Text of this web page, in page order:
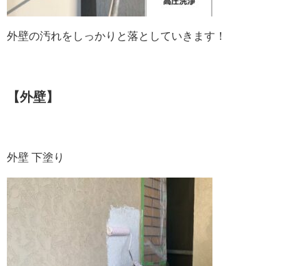
外壁の汚れをしっかりと落としていきます！
【外壁】
外壁 下塗り